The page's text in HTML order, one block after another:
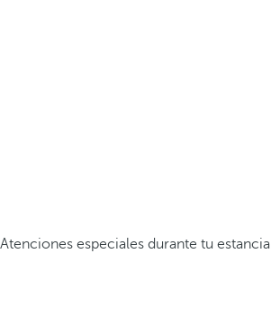
Atenciones especiales durante tu estancia